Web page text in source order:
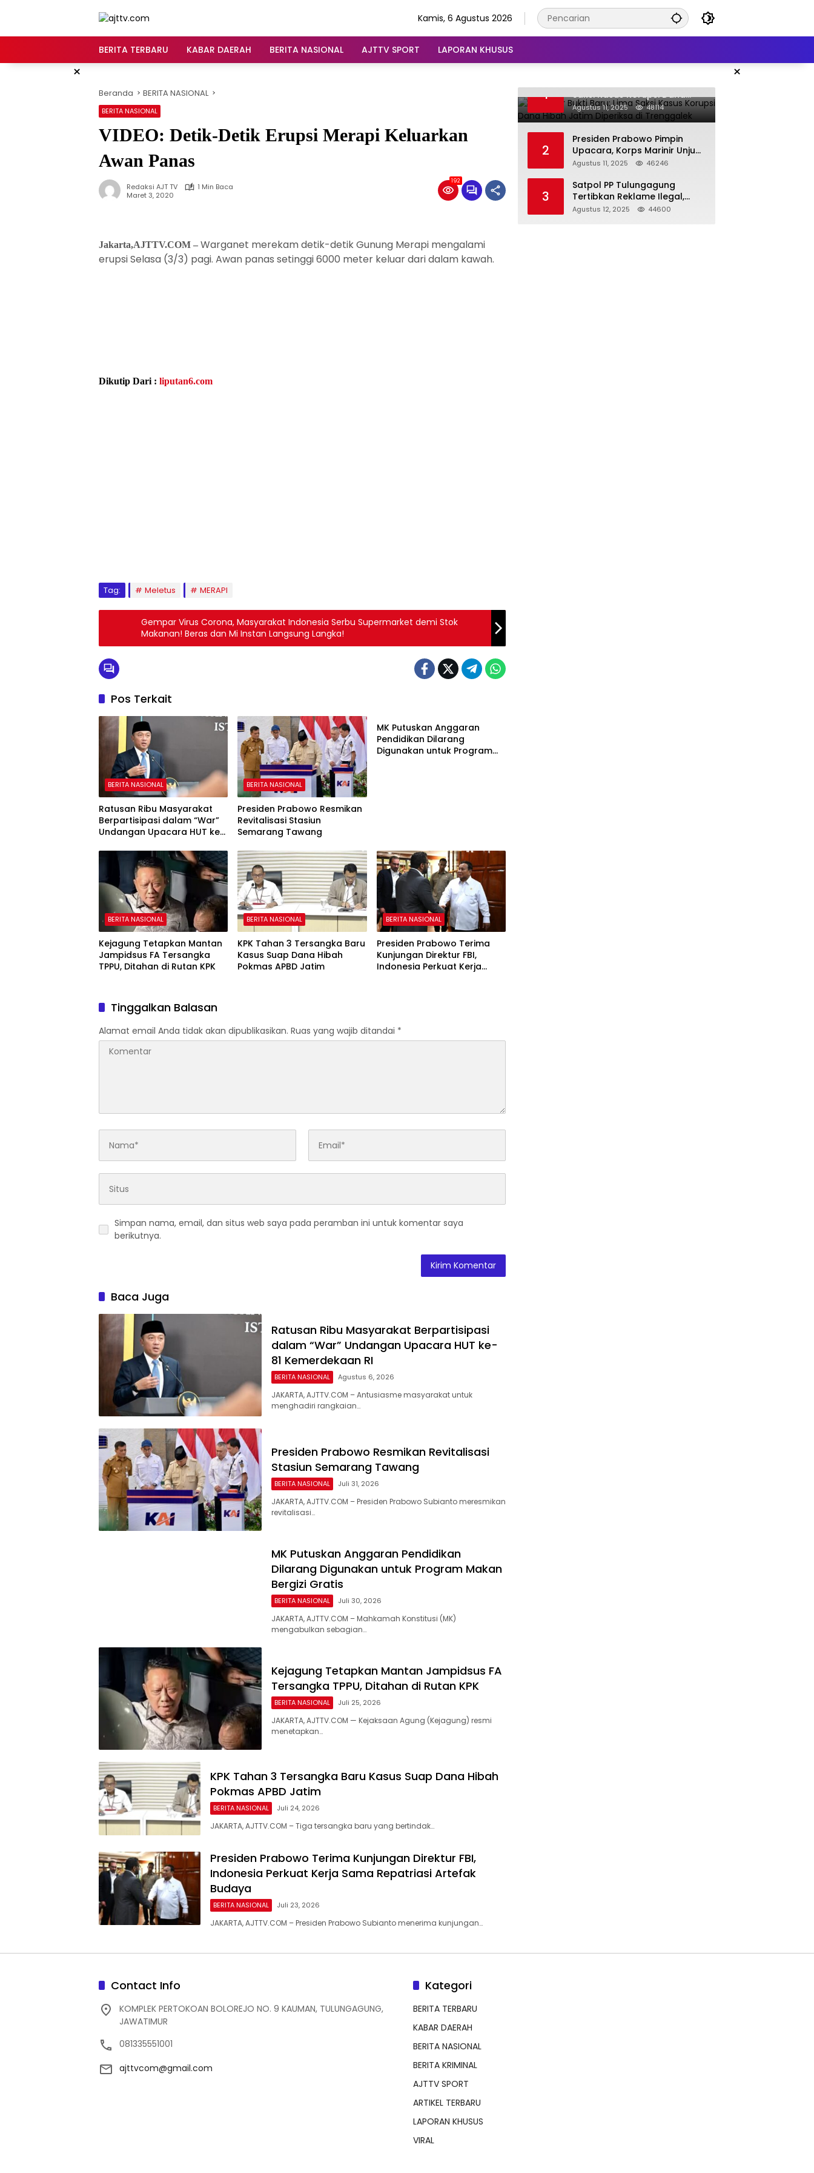
Kamis, 6 Agustus 2026
BERITA TERBARU KABAR DAERAH BERITA NASIONAL AJTTV SPORT LAPORAN KHUSUS
× ×
Beranda BERITA NASIONAL
BERITA NASIONAL
VIDEO: Detik-Detik Erupsi Merapi Keluarkan
Awan Panas
Redaksi AJT TV
1 Min Baca
Maret 3, 2020
192
Jakarta,AJTTV.COM – Warganet merekam detik-detik Gunung Merapi mengalami
erupsi Selasa (3/3) pagi. Awan panas setinggi 6000 meter keluar dari dalam kawah.
Dikutip Dari : liputan6.com
Tag: Meletus MERAPI
Gempar Virus Corona, Masyarakat Indonesia Serbu Supermarket demi Stok
Makanan! Beras dan Mi Instan Langsung Langka!
Pos Terkait
BERITA NASIONAL
Ratusan Ribu Masyarakat
Berpartisipasi dalam “War”
Undangan Upacara HUT ke-
BERITA NASIONAL
Presiden Prabowo Resmikan
Revitalisasi Stasiun
Semarang Tawang
MK Putuskan Anggaran
Pendidikan Dilarang
Digunakan untuk Program
BERITA NASIONAL
Kejagung Tetapkan Mantan
Jampidsus FA Tersangka
TPPU, Ditahan di Rutan KPK
BERITA NASIONAL
KPK Tahan 3 Tersangka Baru
Kasus Suap Dana Hibah
Pokmas APBD Jatim
BERITA NASIONAL
Presiden Prabowo Terima
Kunjungan Direktur FBI,
Indonesia Perkuat Kerja
Tinggalkan Balasan
Alamat email Anda tidak akan dipublikasikan. Ruas yang wajib ditandai *
Simpan nama, email, dan situs web saya pada peramban ini untuk komentar saya
berikutnya.
Baca Juga
Ratusan Ribu Masyarakat Berpartisipasi
dalam “War” Undangan Upacara HUT ke-
81 Kemerdekaan RI
BERITA NASIONAL Agustus 6, 2026
JAKARTA, AJTTV.COM – Antusiasme masyarakat untuk
menghadiri rangkaian…
Presiden Prabowo Resmikan Revitalisasi
Stasiun Semarang Tawang
BERITA NASIONAL Juli 31, 2026
JAKARTA, AJTTV.COM – Presiden Prabowo Subianto meresmikan
revitalisasi…
MK Putuskan Anggaran Pendidikan
Dilarang Digunakan untuk Program Makan
Bergizi Gratis
BERITA NASIONAL Juli 30, 2026
​JAKARTA, AJTTV.COM – Mahkamah Konstitusi (MK)
mengabulkan sebagian…
Kejagung Tetapkan Mantan Jampidsus FA
Tersangka TPPU, Ditahan di Rutan KPK
BERITA NASIONAL Juli 25, 2026
JAKARTA, AJTTV.COM — Kejaksaan Agung (Kejagung) resmi
menetapkan…
KPK Tahan 3 Tersangka Baru Kasus Suap Dana Hibah
Pokmas APBD Jatim
BERITA NASIONAL Juli 24, 2026
JAKARTA, AJTTV.COM – Tiga tersangka baru yang bertindak…
Presiden Prabowo Terima Kunjungan Direktur FBI,
Indonesia Perkuat Kerja Sama Repatriasi Artefak
Budaya
BERITA NASIONAL Juli 23, 2026
JAKARTA, AJTTV.COM – Presiden Prabowo Subianto menerima kunjungan…
1
Saksi Kasus Korupsi Dana
Hibah Jatim Diperiksa di
Trenggalek
Agustus 11, 2025 48114
2
Presiden Prabowo Pimpin
Upacara, Korps Marinir Unjuk
Kekuatan dan Resmikan
Agustus 11, 2025 46246
3
Satpol PP Tulungagung
Tertibkan Reklame Ilegal,
Wujudkan Kota yang Rapi
Agustus 12, 2025 44600
Contact Info
KOMPLEK PERTOKOAN BOLOREJO NO. 9 KAUMAN, TULUNGAGUNG,
JAWATIMUR
081335551001
ajttvcom@gmail.com
Kategori
BERITA TERBARU
KABAR DAERAH
BERITA NASIONAL
BERITA KRIMINAL
AJTTV SPORT
ARTIKEL TERBARU
LAPORAN KHUSUS
VIRAL